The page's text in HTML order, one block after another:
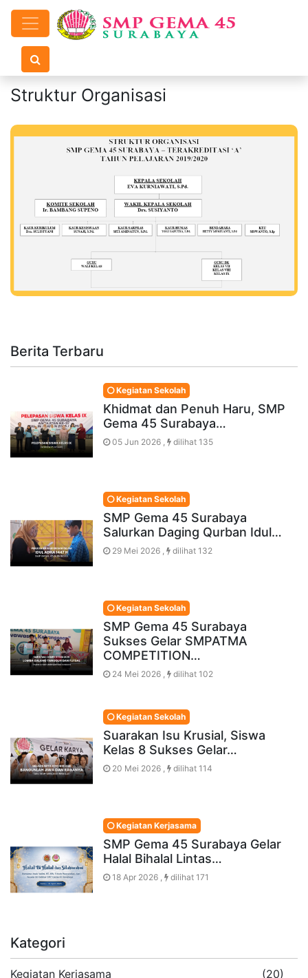
Struktur Organisasi
Berita Terbaru
Kegiatan Sekolah
Khidmat dan Penuh Haru, SMP
Gema 45 Surabaya…
05 Jun 2026 , dilihat 135
Kegiatan Sekolah
SMP Gema 45 Surabaya
Salurkan Daging Qurban Idul…
29 Mei 2026 , dilihat 132
Kegiatan Sekolah
SMP Gema 45 Surabaya
Sukses Gelar SMPATMA
COMPETITION…
24 Mei 2026 , dilihat 102
Kegiatan Sekolah
Suarakan Isu Krusial, Siswa
Kelas 8 Sukses Gelar…
20 Mei 2026 , dilihat 114
Kegiatan Kerjasama
SMP Gema 45 Surabaya Gelar
Halal Bihalal Lintas…
18 Apr 2026 , dilihat 171
Kategori
Kegiatan Kerjasama (20)